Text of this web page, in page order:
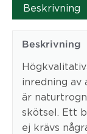
Beskrivning
Beskrivning
inredning av
är
skötsel. Ett
ej krävs